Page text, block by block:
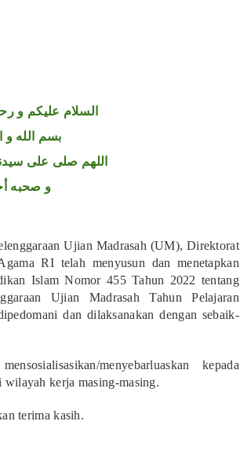
السلام عليكم و
بسم الله و
اللهم صلى على
و صحبه
Ujian Madrasah (UM), Direktorat
RI telah menyusun dan menetapkan
Islam Nomor 455 Tahun 2022 tentang
Ujian Madrasah Tahun Pelajaran
dan dilaksanakan dengan sebaik-
menyebarluaskan kepada
wilayah kerja masing-masing.
terima kasih.